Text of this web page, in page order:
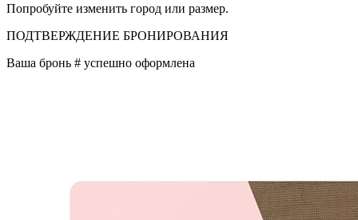
Попробуйте изменить город или размер.
ПОДТВЕРЖДЕНИЕ БРОНИРОВАНИЯ
Ваша бронь # успешно оформлена